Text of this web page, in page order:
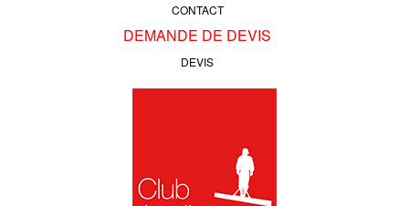
CONTACT
DEMANDE DE DEVIS
DEVIS